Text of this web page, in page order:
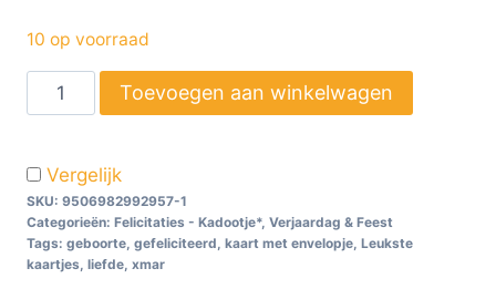
10 op voorraad
Toevoegen aan winkelwagen
Vergelijk
SKU: 9506982992957-1
Categorieën: Felicitaties - Kadootje*, Verjaardag & Feest
Tags: geboorte gefeliciteerd kaart met envelopje Leukste
kaartjes liefde xmar